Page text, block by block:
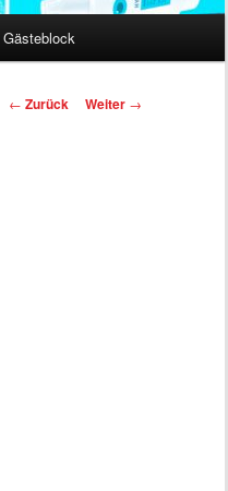
Gästeblock
Beitragsnavigation
← Zurück Weiter →